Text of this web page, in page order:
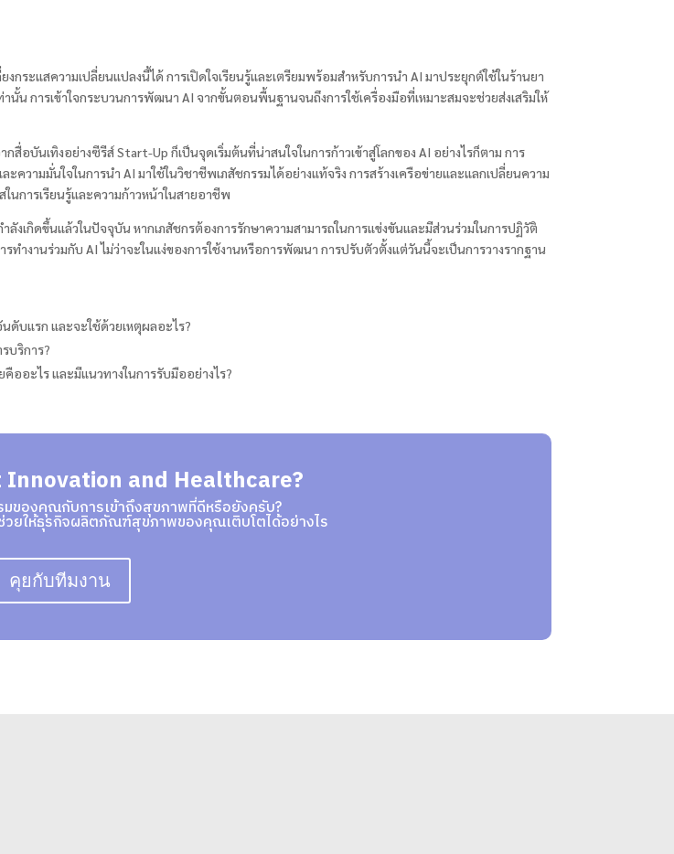
ระแสความเปลี่ยนแปลงนี้ได้ การเปิดใจเรียนรู้และเตรียมพร้อมสำหรับการนำ AI มาประยุกต์ใช้ในร้านยา
นั้น การเข้าใจกระบวนการพัฒนา AI จากขั้นตอนพื้นฐานจนถึงการใช้เครื่องมือที่เหมาะสมจะช่วยส่งเสริมให้
สื่อบันเทิงอย่างซีรีส์ Start-Up ก็เป็นจุดเริ่มต้นที่น่าสนใจในการก้าวเข้าสู่โลกของ AI อย่างไรก็ตาม การ
ามมั่นใจในการนำ AI มาใช้ในวิชาชีพเภสัชกรรมได้อย่างแท้จริง การสร้างเครือข่ายและแลกเปลี่ยนความ
นการเรียนรู้และความก้าวหน้าในสายอาชีพ
งเกิดขึ้นแล้วในปัจจุบัน หากเภสัชกรต้องการรักษาความสามารถในการแข่งขันและมีส่วนร่วมในการปฏิวัติ
ทำงานร่วมกับ AI ไม่ว่าจะในแง่ของการใช้งานหรือการพัฒนา การปรับตัวตั้งแต่วันนี้จะเป็นการวางรากฐาน
ดับแรก และจะใช้ด้วยเหตุผลอะไร?
บริการ?
อะไร และมีแนวทางในการรับมืออย่างไร?
Innovation and Healthcare?
มของคุณกับการเข้าถึงสุขภาพที่ดีหรือยังครับ?
วยให้ธุรกิจผลิตภัณฑ์สุขภาพของคุณเติบโตได้อย่างไร
คุยกับทีมงาน